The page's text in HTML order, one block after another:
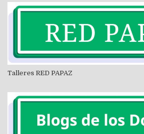
Talleres RED PAPAZ